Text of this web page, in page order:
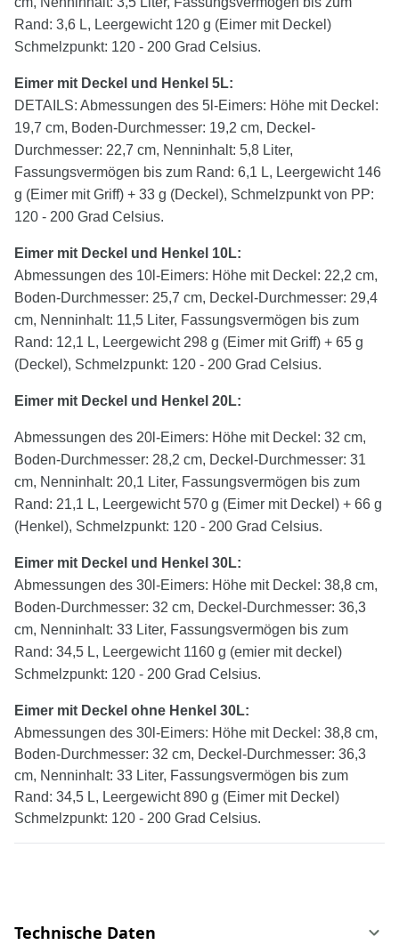
Rand: 3,6 L, Leergewicht 120 g (Eimer mit Deckel)
Schmelzpunkt: 120 - 200 Grad Celsius.
Eimer mit Deckel und Henkel 5L:
DETAILS: Abmessungen des 5l-Eimers: Höhe mit Deckel:
19,7 cm, Boden-Durchmesser: 19,2 cm, Deckel-
Durchmesser: 22,7 cm, Nenninhalt: 5,8 Liter,
Fassungsvermögen bis zum Rand: 6,1 L, Leergewicht 146
g (Eimer mit Griff) + 33 g (Deckel), Schmelzpunkt von PP:
120 - 200 Grad Celsius.
Eimer mit Deckel und Henkel 10L:
Abmessungen des 10l-Eimers: Höhe mit Deckel: 22,2 cm,
Boden-Durchmesser: 25,7 cm, Deckel-Durchmesser: 29,4
cm, Nenninhalt: 11,5 Liter, Fassungsvermögen bis zum
Rand: 12,1 L, Leergewicht 298 g (Eimer mit Griff) + 65 g
(Deckel), Schmelzpunkt: 120 - 200 Grad Celsius.
Eimer mit Deckel und Henkel 20L:
Abmessungen des 20l-Eimers: Höhe mit Deckel: 32 cm,
Boden-Durchmesser: 28,2 cm, Deckel-Durchmesser: 31
cm, Nenninhalt: 20,1 Liter, Fassungsvermögen bis zum
Rand: 21,1 L, Leergewicht 570 g (Eimer mit Deckel) + 66 g
(Henkel), Schmelzpunkt: 120 - 200 Grad Celsius.
Eimer mit Deckel und Henkel 30L:
Abmessungen des 30l-Eimers: Höhe mit Deckel: 38,8 cm,
Boden-Durchmesser: 32 cm, Deckel-Durchmesser: 36,3
cm, Nenninhalt: 33 Liter, Fassungsvermögen bis zum
Rand: 34,5 L, Leergewicht 1160 g (emier mit deckel)
Schmelzpunkt: 120 - 200 Grad Celsius.
Eimer mit Deckel ohne Henkel 30L:
Abmessungen des 30l-Eimers: Höhe mit Deckel: 38,8 cm,
Boden-Durchmesser: 32 cm, Deckel-Durchmesser: 36,3
cm, Nenninhalt: 33 Liter, Fassungsvermögen bis zum
Rand: 34,5 L, Leergewicht 890 g (Eimer mit Deckel)
Schmelzpunkt: 120 - 200 Grad Celsius.
Technische Daten